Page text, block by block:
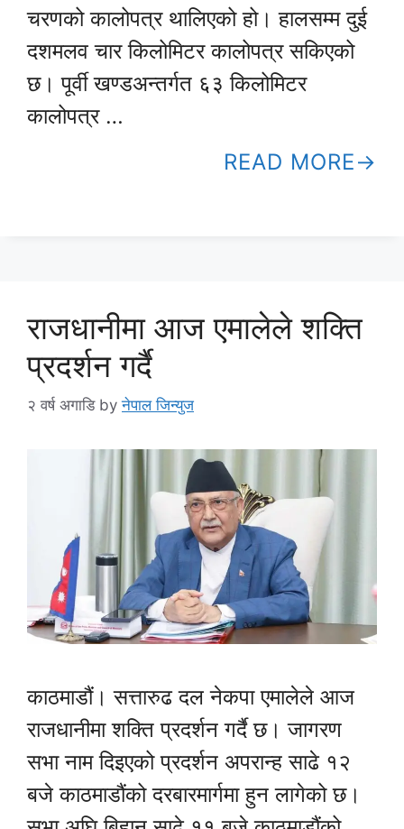
चरणको कालोपत्र थालिएको हो। हालसम्म दुई
दशमलव चार किलोमिटर कालोपत्र सकिएको
छ। पूर्वी खण्डअन्तर्गत ६३ किलोमिटर
कालोपत्र …
READ MORE
राजधानीमा आज एमालेले शक्ति
प्रदर्शन गर्दै
२ वर्ष अगाडि byनेपाल जिन्युज
काठमाडौं। सत्तारुढ दल नेकपा एमालेले आज
राजधानीमा शक्ति प्रदर्शन गर्दै छ। जागरण
सभा नाम दिइएको प्रदर्शन अपरान्ह साढे १२
बजे काठमाडौंको दरबारमार्गमा हुन लागेको छ।